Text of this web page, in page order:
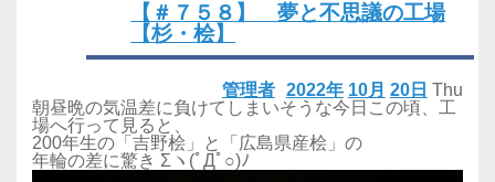
【＃７５８】 夢と不思議の工場
【杉・桧】
2022年 10月 20日 Thu
管理者
朝昼晩の気温差に負けてしまいそうな今日この頃、工
場へ行って見ると、
200年生の「吉野桧」と「広島県産桧」の
年輪の差に驚き Σヽ(ﾟДﾟ○)ﾉ